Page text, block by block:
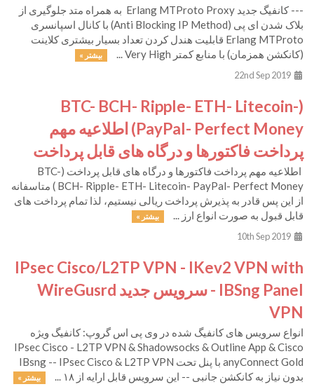
--- کانفیگ جدید Erlang MTProto Proxy به همراه متد جلوگیری از
بلاک شدن ای پی (Anti Blocking IP Method) با کانال اسپانسری
Erlang MTProto قابلیت هندل کردن تعداد بسیار بیشتری کلاینت
(کانکشن همزمان) با منابع کمتر Very High ...
بیشتر »
(BTC- BCH- Ripple- ETH- Litecoin-
PayPal- Perfect Money) اطلاعیه مهم
پرداخت فاکتورها و درگاه های قابل پرداخت
اطلاعیه مهم پرداخت فاکتورها و درگاه های قابل پرداخت (BTC-
BCH- Ripple- ETH- Litecoin- PayPal- Perfect Money ) متاسفانه
از این پس قادر به پذیرش پرداخت ریالی نیستیم، لذا تمام پرداخت های
قابل قبول به صورت انواع ارز ...
بیشتر »
IPsec Cisco/L2TP VPN - IKev2 VPN with
IBSng Panel - سرویس جدید WireGusrd
VPN
انواع سرویس های کانفیگ شده در وی پی اس گروپ: کانفیگ ویژه
IPsec Cisco - L2TP VPN & Shadowsocks & Outline App & Cisco
anyConnect Gold با پنل تحت IBsng -- IPsec Cisco & L2TP VPN
بدون نیاز به کانکشن جانبی -- این سرویس قابل ارایه از ۱۸ ...
بیشتر »